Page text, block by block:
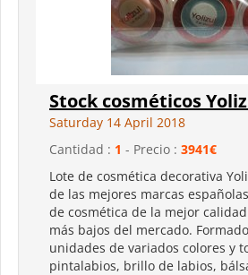
Stock cosméticos
Saturday 14 April 2018
Cantidad : 1 - Precio : 3941€
Lote de cosmética decorativa
de las mejores marcas
de cosmética de la mejor
más bajos del mercado.
unidades de variados colores y
pintalabios, brillo de labios,